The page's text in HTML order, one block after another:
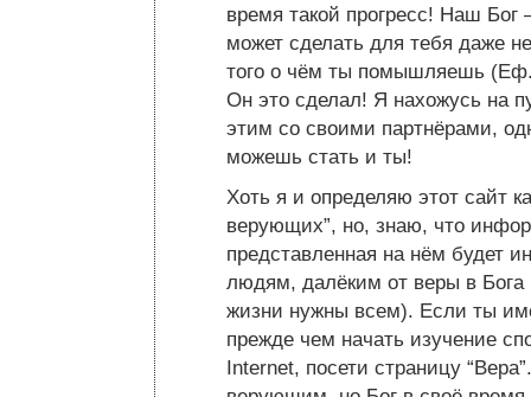
время такой прогресс! Наш
может сделать для тебя даже
того о чём ты помышляешь
Он это сделал! Я нахожусь на
этим со своими партнёрами,
можешь стать и ты!
Хоть я и определяю этот сайт
верующих”, но, знаю, что
представленная на нём будет
людям, далёким от веры в Бога
жизни нужны всем). Если ты
прежде чем начать изучение
Internet, посети страницу